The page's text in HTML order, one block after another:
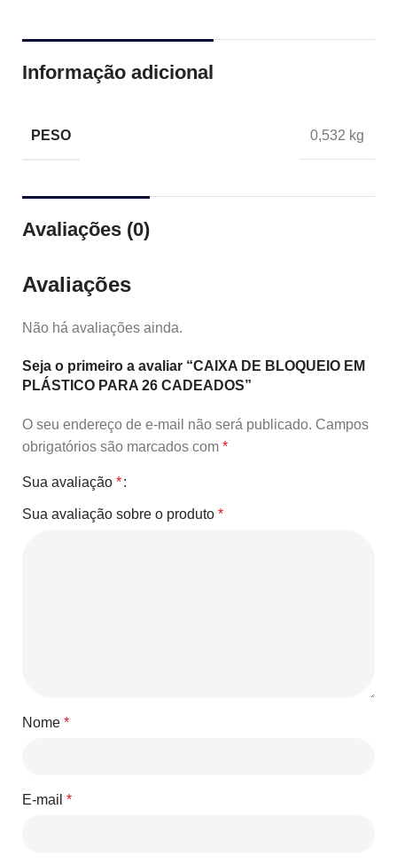
Informação adicional
PESO 0,532 kg
Avaliações (0)
Avaliações
Não há avaliações ainda.
Seja o primeiro a avaliar “CAIXA DE BLOQUEIO EM
PLÁSTICO PARA 26 CADEADOS”
O seu endereço de e-mail não será publicado. Campos
obrigatórios são marcados com *
Sua avaliação *
Sua avaliação sobre o produto *
Nome *
E-mail *